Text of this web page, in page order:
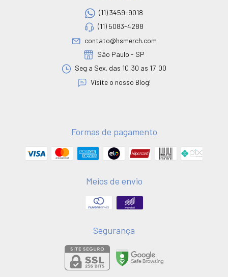
(11) 3459-9018
(11) 5083-4288
contato@hsmerch.com
São Paulo - SP
Seg a Sex. das 10:30 as 17:00
Visite o nosso Blog!
Formas de pagamento
Meios de envio
Segurança